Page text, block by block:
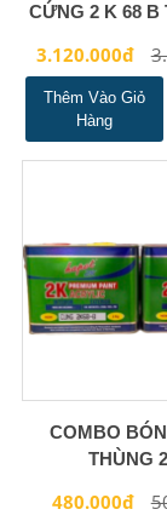
CỨNG 2 K 68 B
3.120.000đ
Thêm Vào Giỏ
Hàng
COMBO
THÙNG
480.000đ